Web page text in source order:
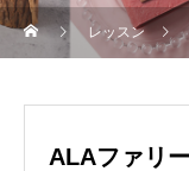
レッスン
ALAファリ